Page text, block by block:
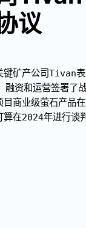
议
矿产公司Tivan
融资和运营签署了
商业级萤石产品
在2024年进行谈